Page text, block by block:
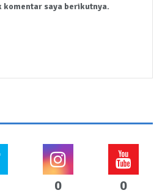
komentar saya berikutnya.
0 0